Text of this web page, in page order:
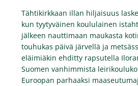
Tähtikirkkaan illan hiljaisuus
kun tyytyväinen koululainen
jälkeen nauttimaan maukasta
touhukas päivä järvellä ja
eläimiäkin ehditty rapsutella
Suomen vanhimmista
Euroopan parhaaksi